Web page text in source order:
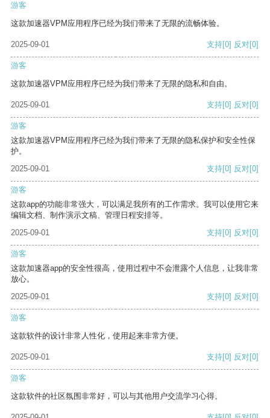
游客
这款加速器VPM应用程序已经为我们带来了无限的流畅体验。
2025-09-01 支持[0] 反对[0]
游客
这款加速器VPM应用程序已经为我们带来了无限的隐私和自由。
2025-09-01 支持[0] 反对[0]
游客
这款加速器VPM应用程序已经为我们带来了无限的隐私保护和安全性保
护。
2025-09-01
支持[0] 反对[0]
游客
这款app的功能非常强大，可以满足我所有的工作需求。我可以使用它来
编辑文档、制作演示文稿、管理日程安排等。
2025-09-01
支持[0] 反对[0]
游客
这款加速器app的安全性很高，使用过程中不会泄露个人信息，让我非常
放心。
2025-09-01
支持[0] 反对[0]
游客
这款软件的设计非常人性化，使用起来非常方便。
2025-09-01 支持[0] 反对[0]
游客
这款软件的社区氛围非常好，可以与其他用户交流学习心得。